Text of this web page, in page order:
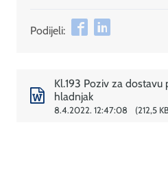
Podijeli:
Kl.193 Poziv za
hladnjak
8.4.2022. 12:47:08 212,5